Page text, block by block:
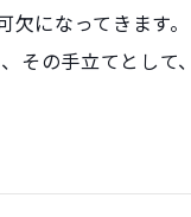
になってきます
その手立てとして